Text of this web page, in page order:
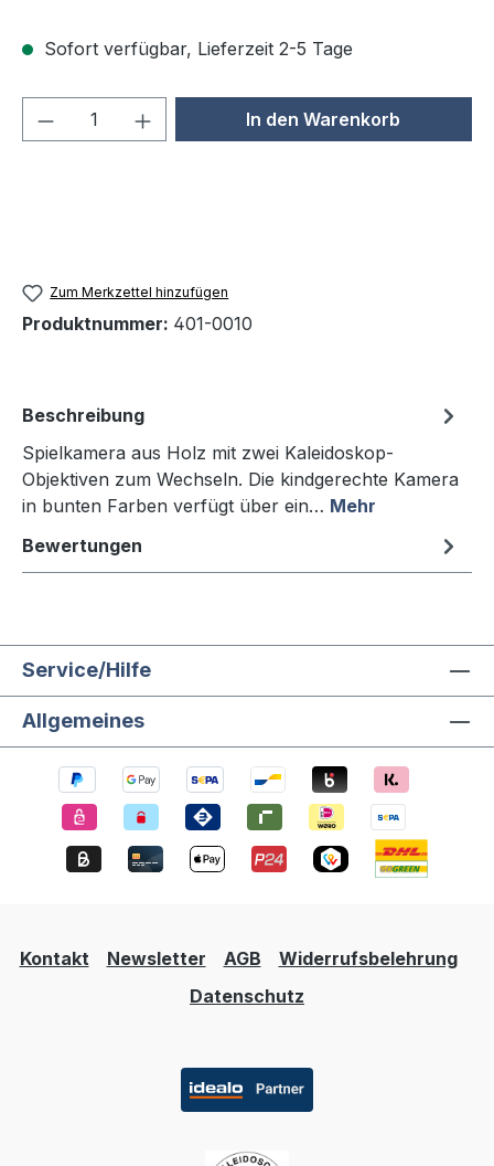
Sofort verfügbar, Lieferzeit 2-5 Tage
Produkt Anzahl: Gib denIn den Warenkorb
Zum Merkzettel hinzufügen
Produktnummer: 401-0010
Beschreibung
Spielkamera aus Holz mit zwei Kaleidoskop-
Objektiven zum Wechseln. Die kindgerechte Kamera
in bunten Farben verfügt über ein… Mehr
Bewertungen
Service/Hilfe
Allgemeines
Kontakt Newsletter AGB
Widerrufsbelehrung
Datenschutz